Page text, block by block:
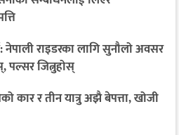
नेपाली राइडरका लागि सुनौलो अवसर
पल्सर जित्नुहोस्
कार र तीन यात्रु अझै बेपत्ता, खोजी